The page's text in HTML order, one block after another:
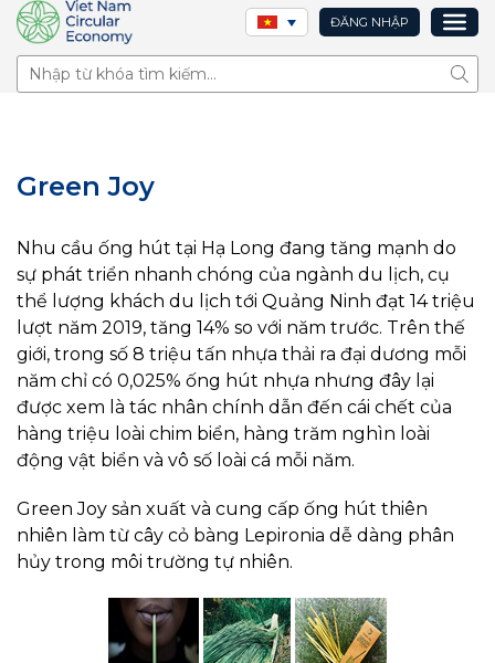
ĐĂNG NHẬP
Tìm
Green Joy
Nhu cầu ống hút tại Hạ Long đang tăng mạnh do
sự phát triển nhanh chóng của ngành du lịch, cụ
thể lượng khách du lịch tới Quảng Ninh đạt 14 triệu
lượt năm 2019, tăng 14% so với năm trước. Trên thế
giới, trong số 8 triệu tấn nhựa thải ra đại dương mỗi
năm chỉ có 0,025% ống hút nhựa nhưng đây lại
được xem là tác nhân chính dẫn đến cái chết của
hàng triệu loài chim biển, hàng trăm nghìn loài
động vật biển và vô số loài cá mỗi năm.
Green Joy sản xuất và cung cấp ống hút thiên
nhiên làm từ cây cỏ bàng Lepironia dễ dàng phân
hủy trong môi trường tự nhiên.